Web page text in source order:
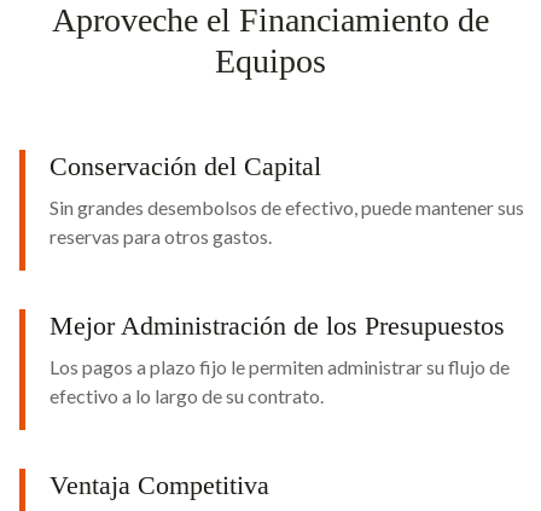
Aproveche el Financiamiento de
Equipos
Conservación del Capital
Sin grandes desembolsos de efectivo, puede mantener sus
reservas para otros gastos.
Mejor Administración de los Presupuestos
Los pagos a plazo fijo le permiten administrar su flujo de
efectivo a lo largo de su contrato.
Ventaja Competitiva